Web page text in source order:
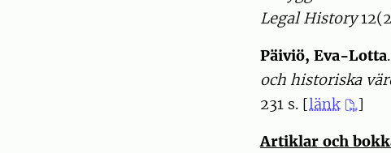
Legal History
Päiviö, Eva-Lotta
och historiska
231 s. [länk
]
Artiklar och